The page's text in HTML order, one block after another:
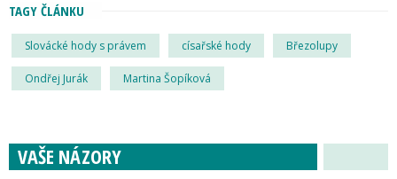
TAGY ČLÁNKU
Slovácké hody s právem císařské hody Březolupy
Ondřej Jurák Martina Šopíková
VAŠE NÁZORY